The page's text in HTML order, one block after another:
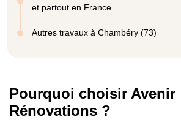
et partout en France
Autres travaux à Chambéry (73)
Pourquoi choisir Avenir
Rénovations ?